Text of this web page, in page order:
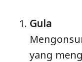
Gula
yang